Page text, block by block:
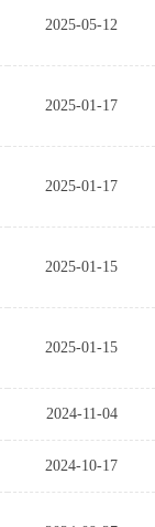
2025-05-12
2025-01-17
2025-01-17
2025-01-15
2025-01-15
2024-11-04
2024-10-17